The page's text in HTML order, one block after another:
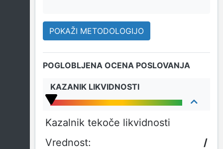
POKAŽI METODOLOGIJO
POGLOBLJENA OCENA POSLOVANJA
KAZANIK LIKVIDNOSTI
Kazalnik tekoče likvidnosti
/